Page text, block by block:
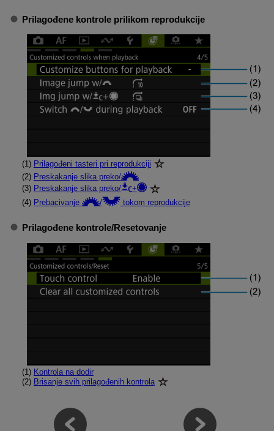
Prilagođene kontrole prilikom reprodukcije
(1) Prilagođeni tasteri pri reprodukciji
(2) Preskakanje slika preko/
(3) Preskakanje slika preko/
+
(4) Prebacivanje / tokom reprodukcije
Prilagođene kontrole/Resetovanje
(1) Kontrola na dodir
(2) Brisanje svih prilagođenih kontrola